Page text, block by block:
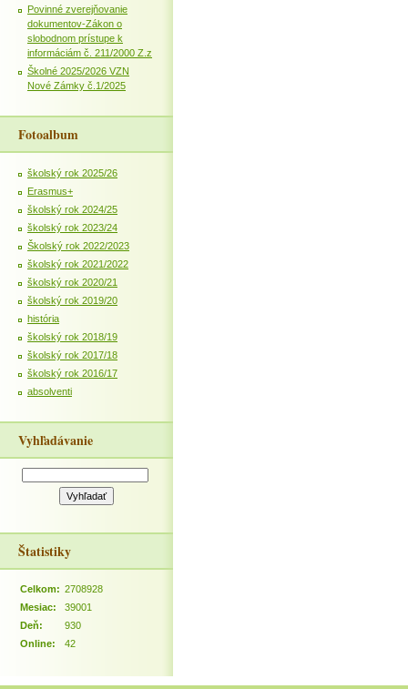
Povinné zverejňovanie
dokumentov-Zákon o
slobodnom prístupe k
informáciám č. 211/2000 Z.z
Školné 2025/2026 VZN
Nové Zámky č.1/2025
Fotoalbum
školský rok 2025/26
Erasmus+
školský rok 2024/25
školský rok 2023/24
Školský rok 2022/2023
školský rok 2021/2022
školský rok 2020/21
školský rok 2019/20
história
školský rok 2018/19
školský rok 2017/18
školský rok 2016/17
absolventi
Vyhľadávanie
Štatistiky
Online: 42
Celkom: 2708928
Mesiac:
39001
Deň:
930